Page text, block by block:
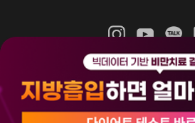
365mc 병·의원 이용약관
홈페
비급여진료수가
(주)365mcㅣ서울특별시 서초구 서초대로52길
120-87-04354ㅣ김남철